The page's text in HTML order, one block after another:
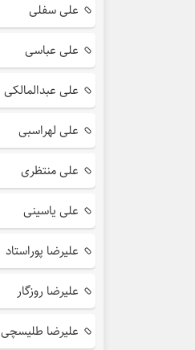
علی سفلی
علی عباسی
علی عبدالمالکی
علی لهراسبی
علی منتظری
علی یاسینی
علیرضا پوراستاد
علیرضا روزگار
علیرضا طلیسچی